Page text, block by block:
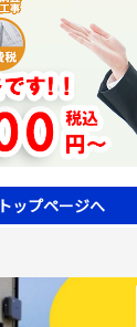
トップページへ